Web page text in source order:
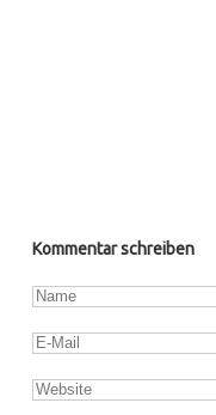
Kommentar schreiben